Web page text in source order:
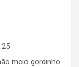
meio gordinho